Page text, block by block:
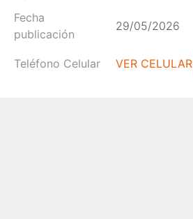
Fecha
publicación
29/05/2026
Teléfono Celular VER CELULAR